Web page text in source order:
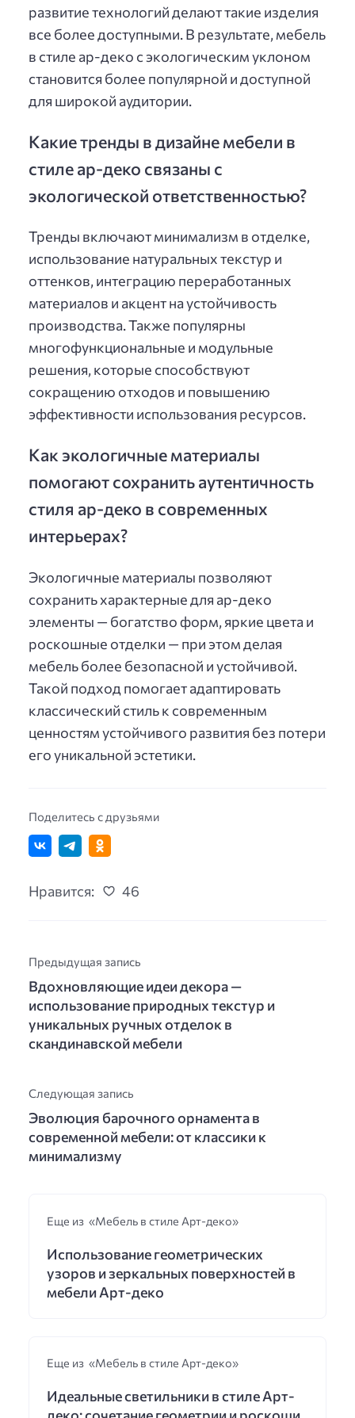
развитие технологий делают такие изделия
все более доступными. В результате, мебель
в стиле ар-деко с экологическим уклоном
становится более популярной и доступной
для широкой аудитории.
Какие тренды в дизайне мебели в
стиле ар-деко связаны с
экологической ответственностью?
Тренды включают минимализм в отделке,
использование натуральных текстур и
оттенков, интеграцию переработанных
материалов и акцент на устойчивость
производства. Также популярны
многофункциональные и модульные
решения, которые способствуют
сокращению отходов и повышению
эффективности использования ресурсов.
Как экологичные материалы
помогают сохранить аутентичность
стиля ар-деко в современных
интерьерах?
Экологичные материалы позволяют
сохранить характерные для ар-деко
элементы — богатство форм, яркие цвета и
роскошные отделки — при этом делая
мебель более безопасной и устойчивой.
Такой подход помогает адаптировать
классический стиль к современным
ценностям устойчивого развития без потери
его уникальной эстетики.
Поделитесь с друзьями
Нравится: 46
Предыдущая запись
Вдохновляющие идеи декора —
использование природных текстур и
уникальных ручных отделок в
скандинавской мебели
Следующая запись
Эволюция барочного орнамента в
современной мебели: от классики к
минимализму
Еще из «Мебель в стиле Арт-деко»
Использование геометрических
узоров и зеркальных поверхностей в
мебели Арт-деко
Еще из «Мебель в стиле Арт-деко»
Идеальные светильники в стиле Арт-